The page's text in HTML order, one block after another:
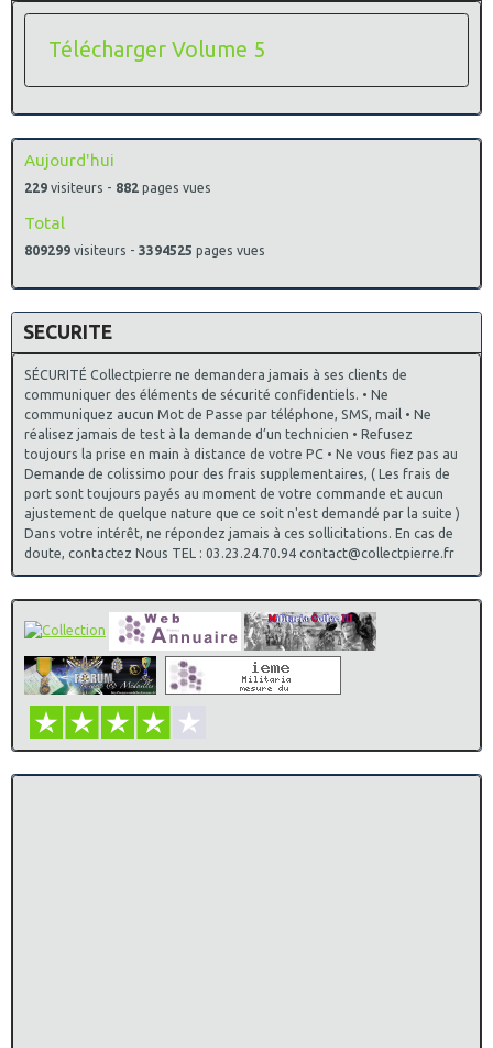
Télécharger Volume 5
Aujourd'hui
229 visiteurs - 882 pages vues
Total
809299 visiteurs - 3394525 pages vues
SECURITE
SÉCURITÉ Collectpierre ne demandera jamais à ses clients de
communiquer des éléments de sécurité confidentiels. • Ne
communiquez aucun Mot de Passe par téléphone, SMS, mail • Ne
réalisez jamais de test à la demande d’un technicien • Refusez
toujours la prise en main à distance de votre PC • Ne vous fiez pas au
Demande de colissimo pour des frais supplementaires, ( Les frais de
port sont toujours payés au moment de votre commande et aucun
ajustement de quelque nature que ce soit n'est demandé par la suite )
Dans votre intérêt, ne répondez jamais à ces sollicitations. En cas de
doute, contactez Nous TEL : 03.23.24.70.94 contact@collectpierre.fr